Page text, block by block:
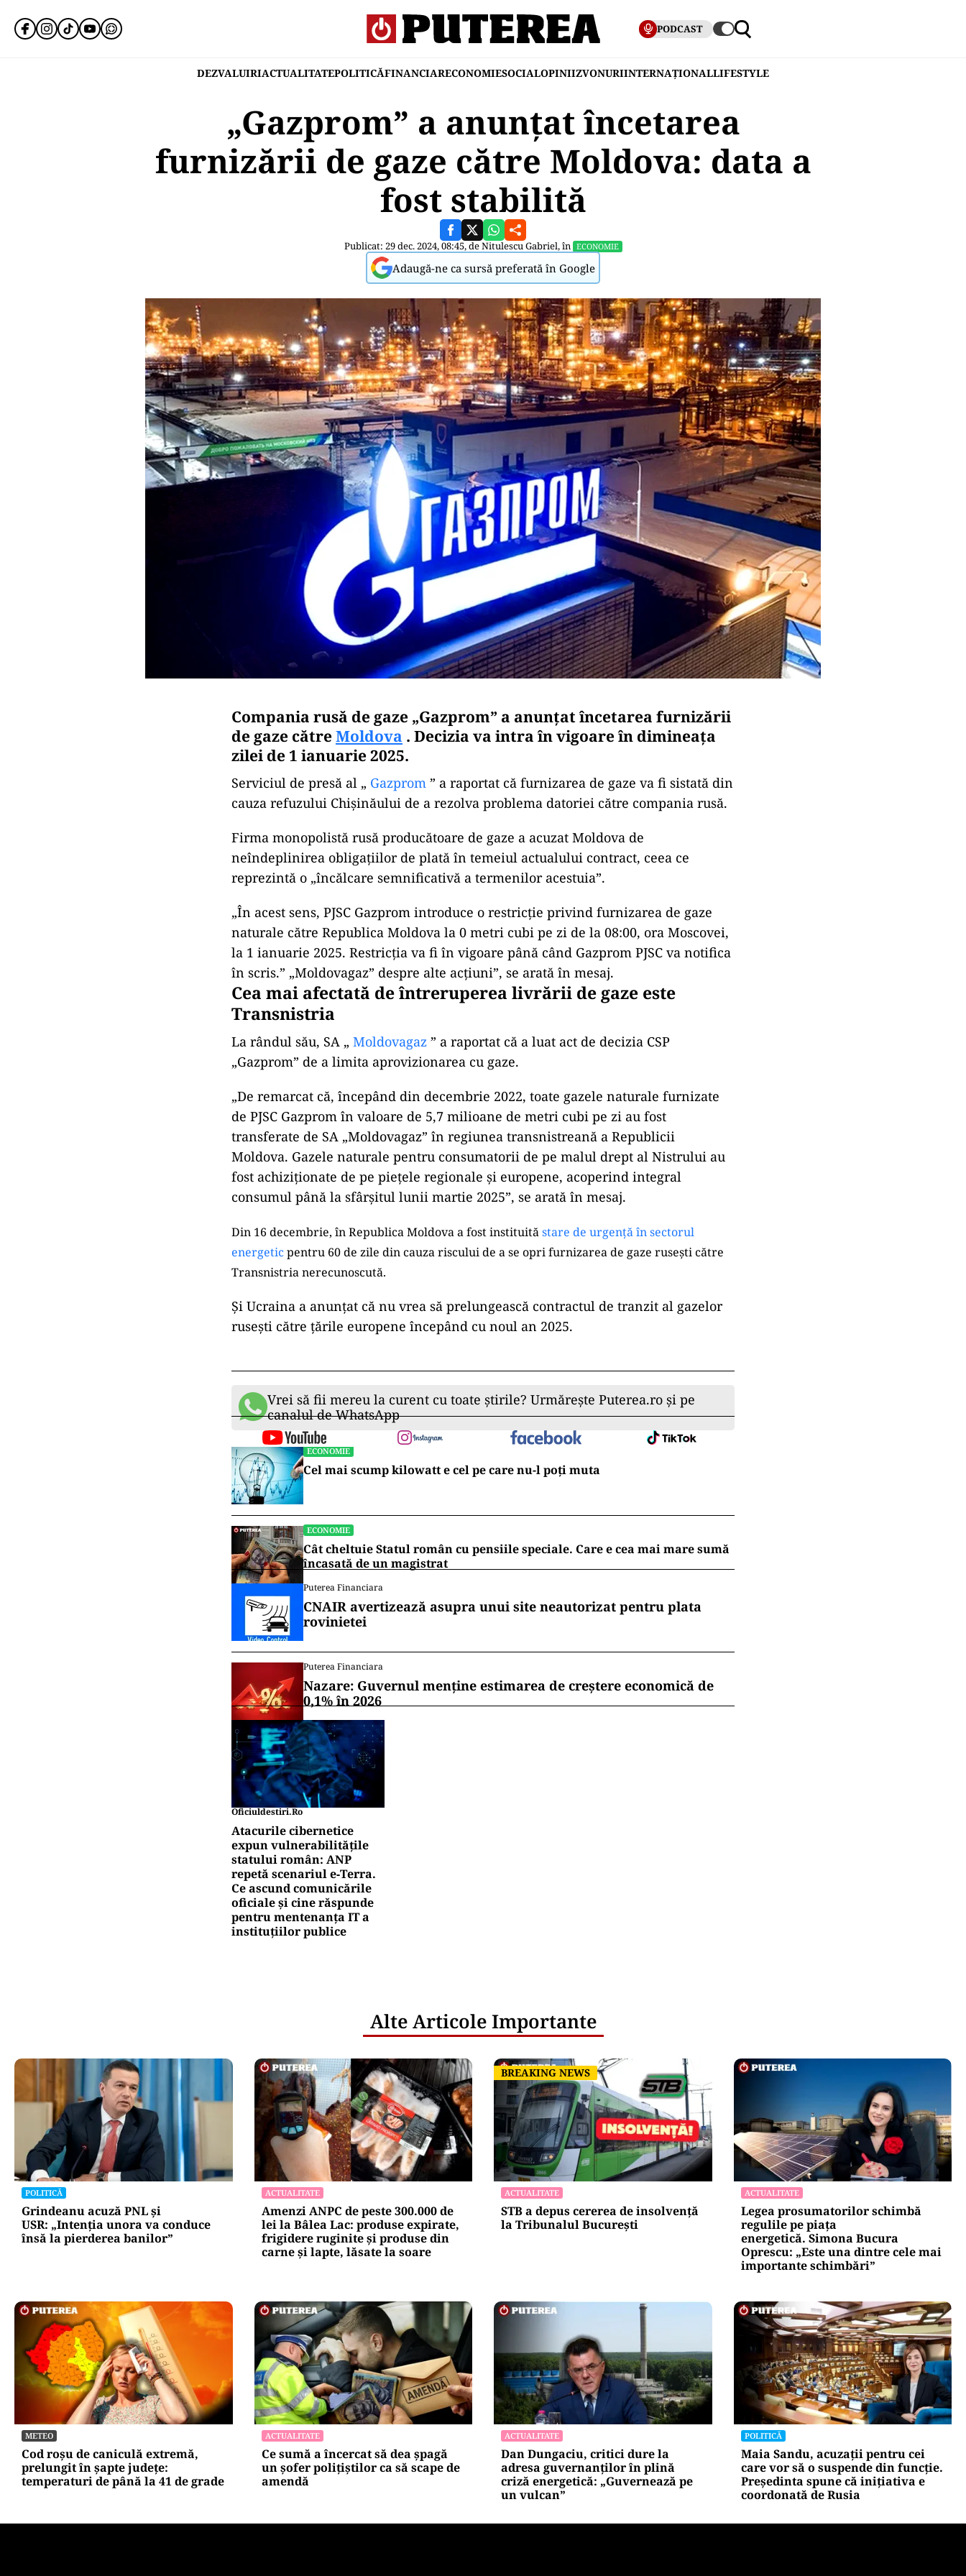
PODCAST
DEZVALUIRIACTUALITATEPOLITICĂFINANCIARECONOMIESOCIALOPINIIZVONURIINTERNAȚIONALLIFESTYLE
„Gazprom” a anunțat încetarea
furnizării de gaze către Moldova: data a
fost stabilită
Publicat: 29 dec. 2024, 08:45, deNitulescu Gabriel, în ECONOMIE
Adaugă-ne ca sursă preferată în Google
Compania rusă de gaze „Gazprom” a anunțat încetarea furnizării
de gaze cătreMoldova . Decizia va intra în vigoare în dimineața
zilei de 1 ianuarie 2025.
Serviciul de presă al „ Gazprom ” a raportat că furnizarea de gaze va fi sistată din
cauza refuzului Chișinăului de a rezolva problema datoriei către compania rusă.
Firma monopolistă rusă producătoare de gaze a acuzat Moldova de
neîndeplinirea obligațiilor de plată în temeiul actualului contract, ceea ce
reprezintă o „încălcare semnificativă a termenilor acestuia”.
„În acest sens, PJSC Gazprom introduce o restricție privind furnizarea de gaze
naturale către Republica Moldova la 0 metri cubi pe zi de la 08:00, ora Moscovei,
la 1 ianuarie 2025. Restricția va fi în vigoare până când Gazprom PJSC va notifica
în scris.” „Moldovagaz” despre alte acțiuni”, se arată în mesaj.
Cea mai afectată de întreruperea livrării de gaze este
Transnistria
La rândul său, SA „ Moldovagaz ” a raportat că a luat act de decizia CSP
„Gazprom” de a limita aprovizionarea cu gaze.
„De remarcat că, începând din decembrie 2022, toate gazele naturale furnizate
de PJSC Gazprom în valoare de 5,7 milioane de metri cubi pe zi au fost
transferate de SA „Moldovagaz” în regiunea transnistreană a Republicii
Moldova. Gazele naturale pentru consumatorii de pe malul drept al Nistrului au
fost achiziționate de pe piețele regionale și europene, acoperind integral
consumul până la sfârșitul lunii martie 2025”, se arată în mesaj.
Din 16 decembrie, în Republica Moldova a fost instituităstare de urgență în sectorul
energeticpentru 60 de zile din cauza riscului de a se opri furnizarea de gaze rusești către
Transnistria nerecunoscută.
Și Ucraina a anunțat că nu vrea să prelungească contractul de tranzit al gazelor
rusești către țările europene începând cu noul an 2025.
Vrei să fii mereu la curent cu toate știrile? Urmărește Puterea.ro și pe
canalul de WhatsApp
ECONOMIE
Cel mai scump kilowatt e cel pe care nu-l poți muta
ECONOMIE
Cât cheltuie Statul român cu pensiile speciale. Care e cea mai mare sumă
încasată de un magistrat
Puterea Financiara
CNAIR avertizează asupra unui site neautorizat pentru plata
rovinietei
Puterea Financiara
Nazare: Guvernul menține estimarea de creștere economică de
0,1% în 2026
Oficiuldestiri.ro
Atacurile cibernetice
expun vulnerabilitățile
statului român: ANP
repetă scenariul e‑Terra.
Ce ascund comunicările
oficiale și cine răspunde
pentru mentenanța IT a
instituțiilor publice
Alte Articole Importante
POLITICĂ
Grindeanu acuză PNL și
USR: „Intenția unora va conduce
însă la pierderea banilor”
ACTUALITATE
Amenzi ANPC de peste 300.000 de
lei la Bâlea Lac: produse expirate,
frigidere ruginite și produse din
carne și lapte, lăsate la soare
BREAKING NEWS
BREAKING NEWS
ACTUALITATE
STB a depus cererea de insolvență
la Tribunalul București
ACTUALITATE
Legea prosumatorilor schimbă
regulile pe piața
energetică. Simona Bucura
Oprescu: „Este una dintre cele mai
importante schimbări”
METEO
Cod roșu de caniculă extremă,
prelungit în șapte județe:
temperaturi de până la 41 de grade
ACTUALITATE
Ce sumă a încercat să dea șpagă
un șofer polițiștilor ca să scape de
amendă
ACTUALITATE
Dan Dungaciu, critici dure la
adresa guvernanților în plină
criză energetică: „Guvernează pe
un vulcan”
POLITICĂ
Maia Sandu, acuzații pentru cei
care vor să o suspende din funcție.
Președinta spune că inițiativa e
coordonată de Rusia